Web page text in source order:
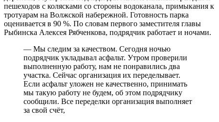
пешеходов с колясками со стороны водоканала, примыкания к
тротуарам на Волжской набережной. Готовность парка
оценивается в 90 %. По словам первого заместителя главы
Рыбинска Алексея Рябченкова, подрядчик работает и ночами.
— Мы следим за качеством. Сегодня ночью
подрядчик укладывал асфальт. Утром проверили
выполненную работу, нам не понравились два
участка. Сейчас организация их переделывает.
Если асфальт уложен не качественно, принимать
мы такую работу не будем, об этом подрядчику
сообщили. Все переделки организация выполняет
за свой счёт,